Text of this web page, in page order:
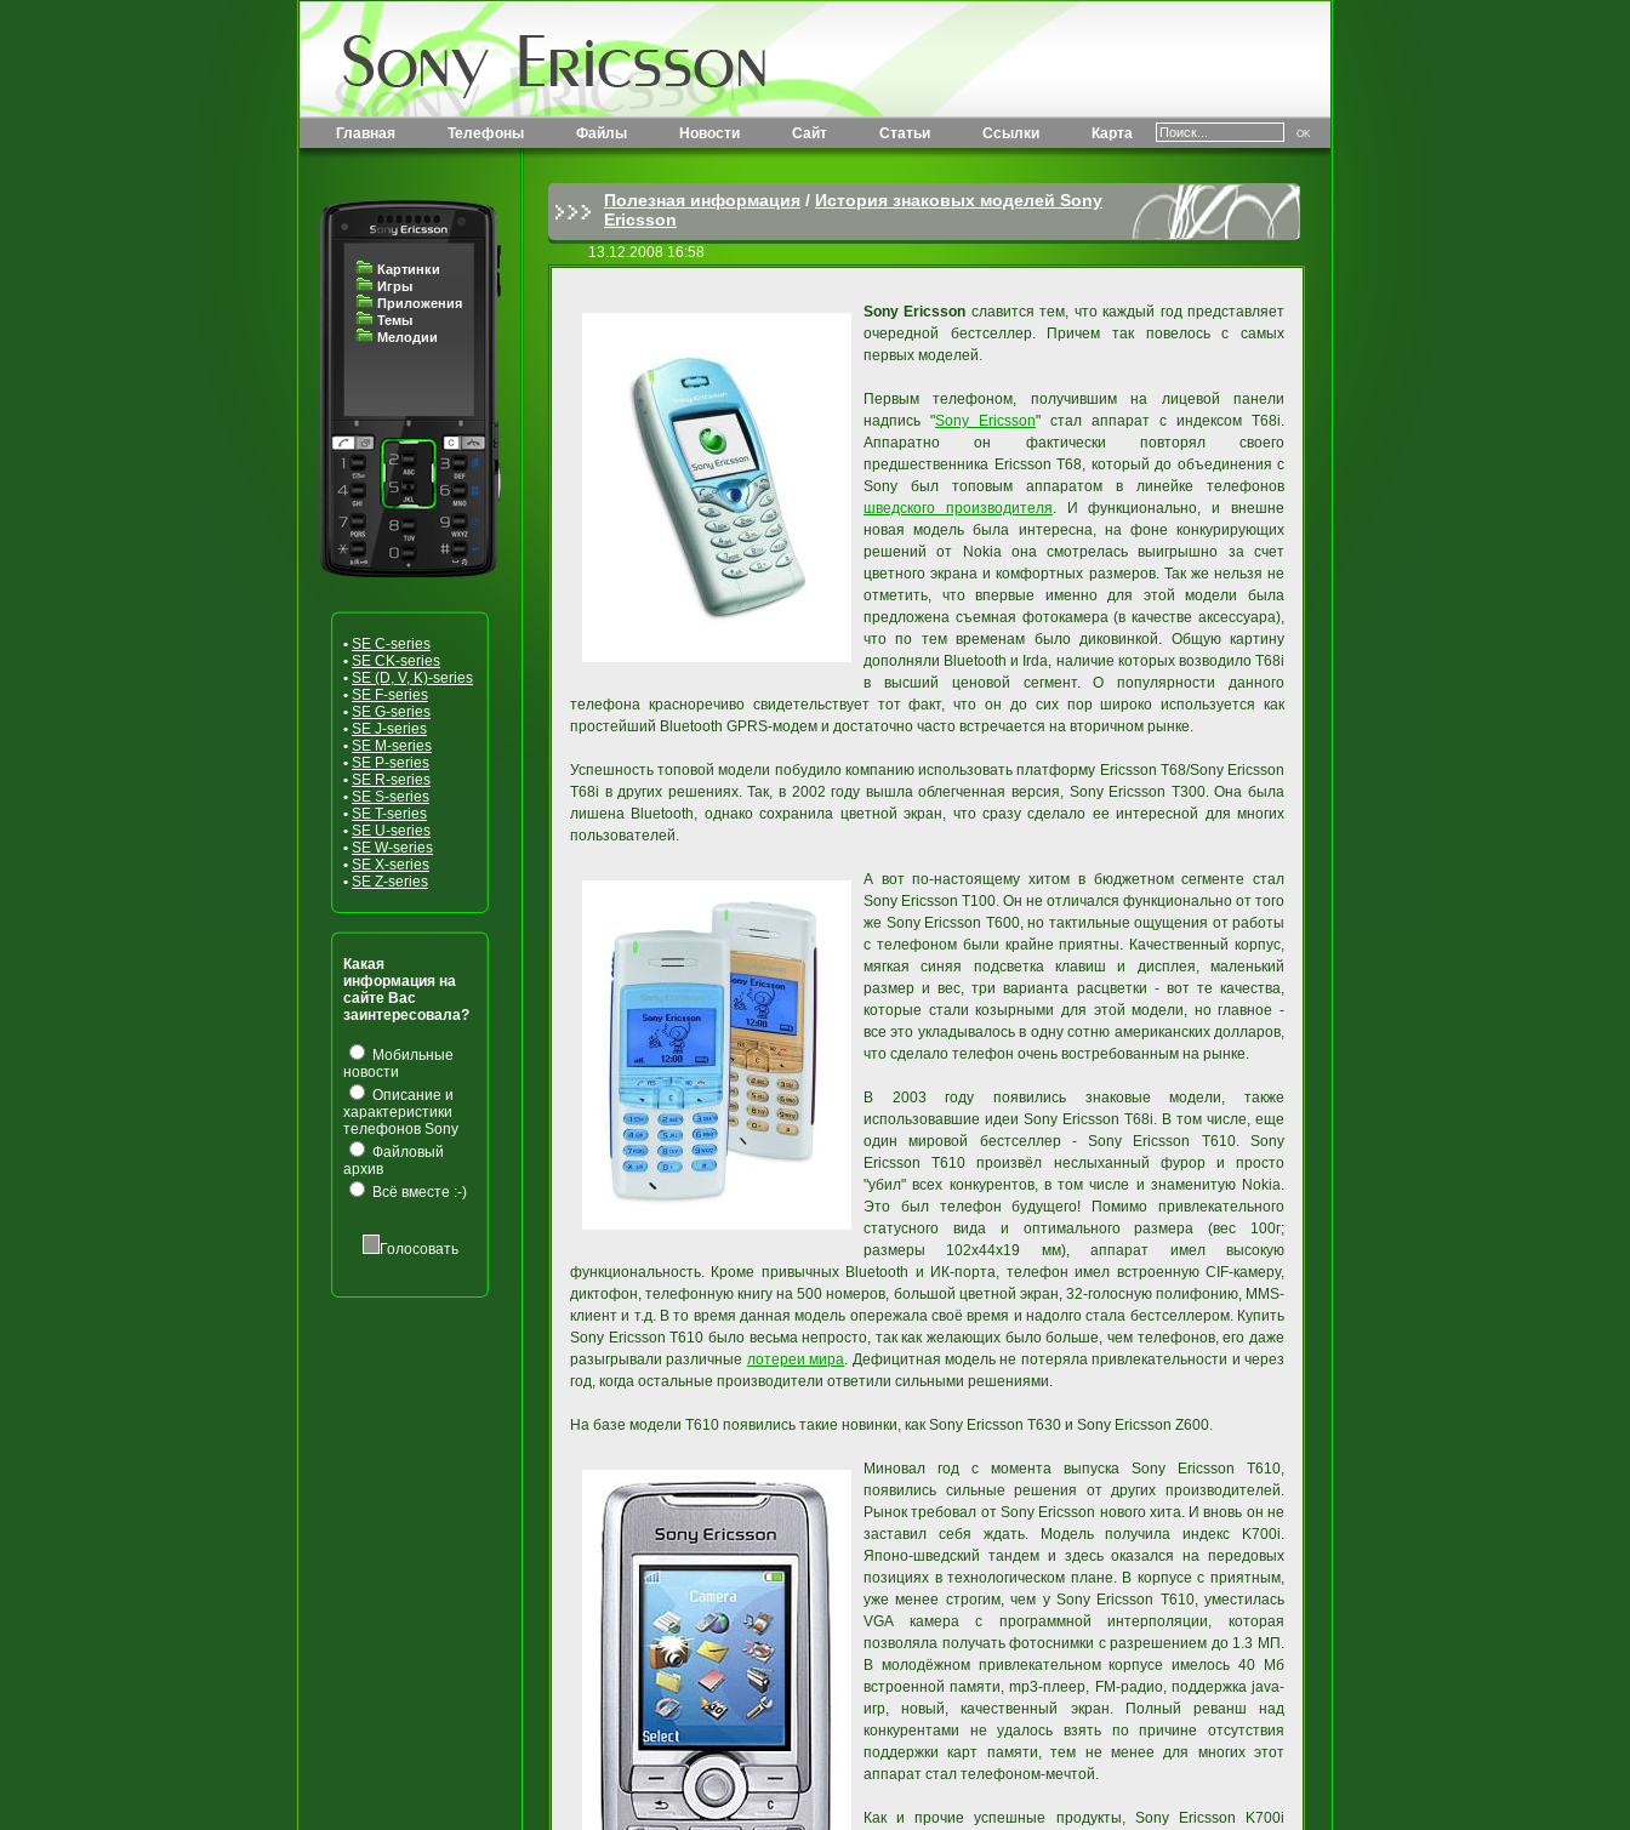
Главная Телефоны Файлы Новости Сайт Статьи Ссылки Карта
Картинки
Игры
Приложения
Темы
Мелодии
• SE C-series
• SE CK-series
• SE (D, V, K)-series
• SE F-series
• SE G-series
• SE J-series
• SE M-series
• SE P-series
• SE R-series
• SE S-series
• SE T-series
• SE U-series
• SE W-series
• SE X-series
• SE Z-series
Какая
информация на
сайте Вас
заинтересовала?
Мобильные
новости
Описание и
характеристики
телефонов Sony
Файловый
архив
Всё вместе :-)
Голосовать
Полезная информация / История знаковых моделей Sony
Ericsson
13.12.2008 16:58
Sony Ericsson славится тем, что каждый год представляет
очередной бестселлер. Причем так повелось с самых
первых моделей.
Первым телефоном, получившим на лицевой панели
надпись "Sony Ericsson" стал аппарат с индексом T68i.
Аппаратно он фактически повторял своего
предшественника Ericsson T68, который до объединения с
Sony был топовым аппаратом в линейке телефонов
шведского производителя. И функционально, и внешне
новая модель была интересна, на фоне конкурирующих
решений от Nokia она смотрелась выигрышно за счет
цветного экрана и комфортных размеров. Так же нельзя не
отметить, что впервые именно для этой модели была
предложена съемная фотокамера (в качестве аксессуара),
что по тем временам было диковинкой. Общую картину
дополняли Bluetooth и Irda, наличие которых возводило T68i
в высший ценовой сегмент. О популярности данного
телефона красноречиво свидетельствует тот факт, что он до сих пор широко используется как
простейший Bluetooth GPRS-модем и достаточно часто встречается на вторичном рынке.
Успешность топовой модели побудило компанию использовать платформу Ericsson T68/Sony Ericsson
T68i в других решениях. Так, в 2002 году вышла облегченная версия, Sony Ericsson Т300. Она была
лишена Bluetooth, однако сохранила цветной экран, что сразу сделало ее интересной для многих
пользователей.
А вот по-настоящему хитом в бюджетном сегменте стал
Sony Ericsson T100. Он не отличался функционально от того
же Sony Ericsson T600, но тактильные ощущения от работы
с телефоном были крайне приятны. Качественный корпус,
мягкая синяя подсветка клавиш и дисплея, маленький
размер и вес, три варианта расцветки - вот те качества,
которые стали козырными для этой модели, но главное -
все это укладывалось в одну сотню американских долларов,
что сделало телефон очень востребованным на рынке.
В 2003 году появились знаковые модели, также
использовавшие идеи Sony Ericsson T68i. В том числе, еще
один мировой бестселлер - Sony Ericsson Т610. Sony
Ericsson T610 произвёл неслыханный фурор и просто
"убил" всех конкурентов, в том числе и знаменитую Nokia.
Это был телефон будущего! Помимо привлекательного
статусного вида и оптимального размера (вес 100г;
размеры 102х44х19 мм), аппарат имел высокую
функциональность. Кроме привычных Bluetooth и ИК-порта, телефон имел встроенную CIF-камеру,
диктофон, телефонную книгу на 500 номеров, большой цветной экран, 32-голосную полифонию, MMS-
клиент и т.д. В то время данная модель опережала своё время и надолго стала бестселлером. Купить
Sony Ericsson T610 было весьма непросто, так как желающих было больше, чем телефонов, его даже
разыгрывали различные лотереи мира. Дефицитная модель не потеряла привлекательности и через
год, когда остальные производители ответили сильными решениями.
На базе модели T610 появились такие новинки, как Sony Ericsson T630 и Sony Ericsson Z600.
Миновал год с момента выпуска Sony Ericsson T610,
появились сильные решения от других производителей.
Рынок требовал от Sony Ericsson нового хита. И вновь он не
заставил себя ждать. Модель получила индекс K700i.
Японо-шведский тандем и здесь оказался на передовых
позициях в технологическом плане. В корпусе с приятным,
уже менее строгим, чем у Sony Ericsson T610, уместилась
VGA камера с программной интерполяции, которая
позволяла получать фотоснимки с разрешением до 1.3 МП.
В молодёжном привлекательном корпусе имелось 40 Мб
встроенной памяти, mp3-плеер, FM-радио, поддержка java-
игр, новый, качественный экран. Полный реванш над
конкурентами не удалось взять по причине отсутствия
поддержки карт памяти, тем не менее для многих этот
аппарат стал телефоном-мечтой.
Как и прочие успешные продукты, Sony Ericsson K700i